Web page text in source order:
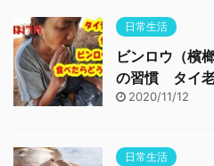
日常生活
ビンロウ（
の習慣 タイ老
2020/11/12
日常生活